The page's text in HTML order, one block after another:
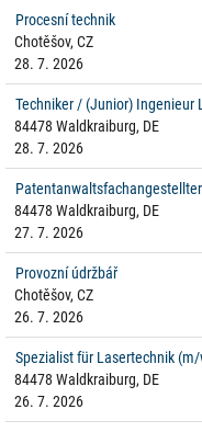
Procesní technik
Chotěšov, CZ
28. 7. 2026
Techniker / (Junior) Ingenieur
84478 Waldkraiburg, DE
28. 7. 2026
84478 Waldkraiburg, DE
27. 7. 2026
Provozní údržbář
Chotěšov, CZ
26. 7. 2026
Spezialist für Lasertechnik
84478 Waldkraiburg, DE
26. 7. 2026